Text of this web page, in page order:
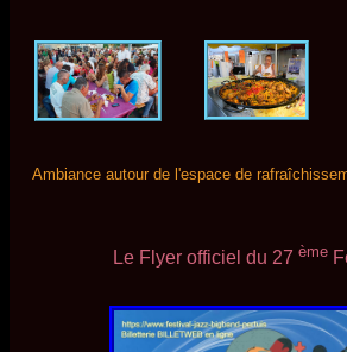
Ambiance autour de l'espace de
Le Flyer officiel du 27 ème